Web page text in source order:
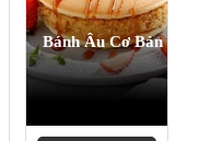
Bánh Âu Cơ Bản